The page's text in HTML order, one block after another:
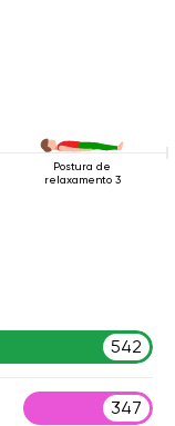
Postura de
relaxamento 3
542
347